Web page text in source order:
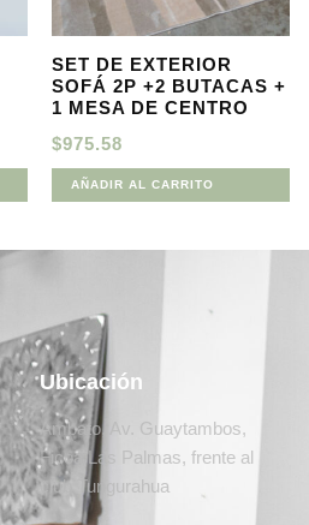
SET DE EXTERIOR
SOFÁ 2P +2 BUTACAS +
1 MESA DE CENTRO
$975.58
AÑADIR AL CARRITO
Ubicación
Ambato, Av. Guaytambos,
Ficoa Las Palmas, frente al
club Tungurahua